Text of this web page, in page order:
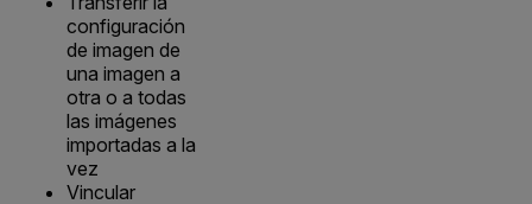
configuración
de imagen de
una imagen a
otra o a todas
las imágenes
importadas a la
vez
Vincular